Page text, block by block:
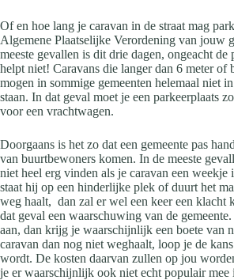
Of en hoe lang je caravan in de straat mag
Algemene Plaatselijke Verordening van jouw
meeste gevallen is dit drie dagen, ongeacht de
helpt niet! Caravans die langer dan 6 meter of
mogen in sommige gemeenten helemaal niet
staan. In dat geval moet je een parkeerplaats
voor een vrachtwagen.
Doorgaans is het zo dat een gemeente pas
van buurtbewoners komen. In de meeste
niet heel erg vinden als je caravan een weekje
staat hij op een hinderlijke plek of duurt het
weg haalt, dan zal er wel een keer een klacht
dat geval een waarschuwing van de
aan, dan krijg je waarschijnlijk een boete van
caravan dan nog niet weghaalt, loop je de
wordt. De kosten daarvan zullen op jou
je er waarschijnlijk ook niet echt populair mee